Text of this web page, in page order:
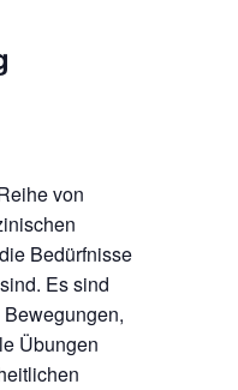
von
Bedürfnisse
Es sind
Übungen